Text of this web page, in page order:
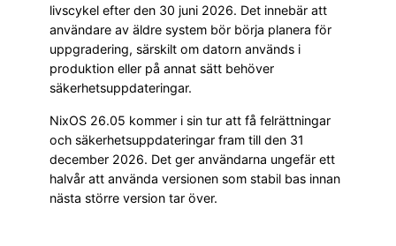
livscykel efter den 30 juni 2026. Det innebär att
användare av äldre system bör börja planera för
uppgradering, särskilt om datorn används i
produktion eller på annat sätt behöver
säkerhetsuppdateringar.
NixOS 26.05 kommer i sin tur att få felrättningar
och säkerhetsuppdateringar fram till den 31
december 2026. Det ger användarna ungefär ett
halvår att använda versionen som stabil bas innan
nästa större version tar över.